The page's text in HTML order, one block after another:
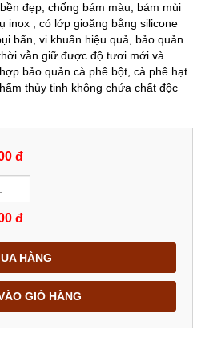
đẹp, chống bám màu, bám mùi
inox , có lớp gioăng bằng silicone
bẩn, vi khuẩn hiệu quả, bảo quản
vẫn giữ được độ tươi mới và
bảo quản cà phê bột, cà phê hạt
thủy tinh không chứa chất độc
đ
đ
HÀNG
GIỎ HÀNG